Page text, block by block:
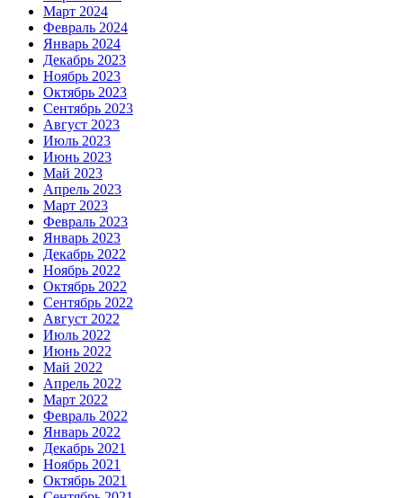
Март 2024
Февраль 2024
Январь 2024
Декабрь 2023
Ноябрь 2023
Октябрь 2023
Сентябрь 2023
Август 2023
Июль 2023
Июнь 2023
Май 2023
Апрель 2023
Март 2023
Февраль 2023
Январь 2023
Декабрь 2022
Ноябрь 2022
Октябрь 2022
Сентябрь 2022
Август 2022
Июль 2022
Июнь 2022
Май 2022
Апрель 2022
Март 2022
Февраль 2022
Январь 2022
Декабрь 2021
Ноябрь 2021
Октябрь 2021